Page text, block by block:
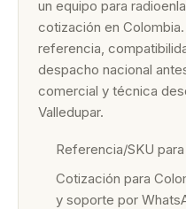
un equipo para
cotización en
referencia,
despacho nacional
comercial y técnica
Valledupar.
Referencia/SKU
Cotización para
y soporte por